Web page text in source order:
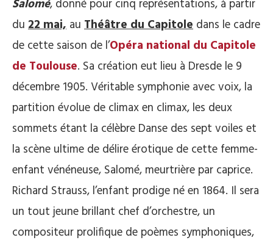
Salomé, donné pour cinq représentations, à partir
du 22 mai, au Théâtre du Capitole dans le cadre
de cette saison de l’Opéra national du Capitole
de Toulouse. Sa création eut lieu à Dresde le 9
décembre 1905. Véritable symphonie avec voix, la
partition évolue de climax en climax, les deux
sommets étant la célèbre Danse des sept voiles et
la scène ultime de délire érotique de cette femme-
enfant vénéneuse, Salomé, meurtrière par caprice.
Richard Strauss, l’enfant prodige né en 1864. Il sera
un tout jeune brillant chef d’orchestre, un
compositeur prolifique de poèmes symphoniques,